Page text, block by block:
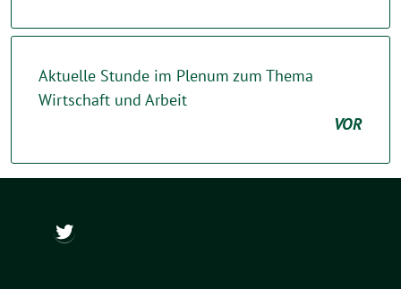
Aktuelle Stunde im Plenum zum Thema
Wirtschaft und Arbeit
VOR
@ch_wapler